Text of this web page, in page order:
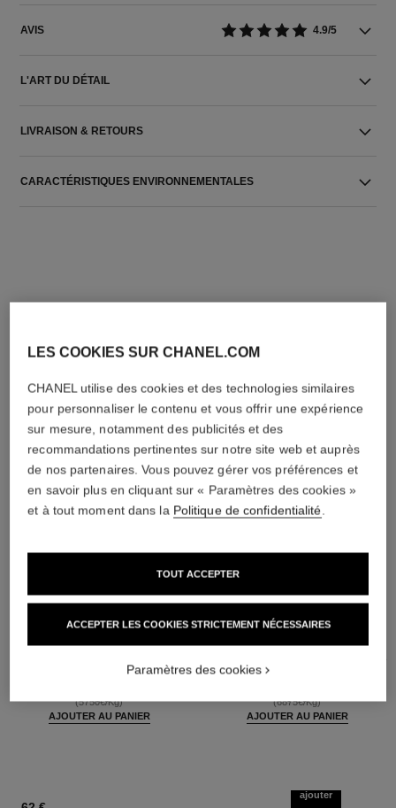
AVIS 4.9/5
L'ART DU DÉTAIL
LIVRAISON & RETOURS
CARACTÉRISTIQUES ENVIRONNEMENTALES
L'ACCORD PARFAIT
(5750€/Kg)
AJOUTER AU PANIER
Réf. 168242
(6875€/Kg)
AJOUTER AU PANIER
ajouter
LES COOKIES SUR CHANEL.COM
CHANEL utilise des cookies et des technologies similaires
pour personnaliser le contenu et vous offrir une expérience
sur mesure, notamment des publicités et des
recommandations pertinentes sur notre site web et auprès
de nos partenaires. Vous pouvez gérer vos préférences et
en savoir plus en cliquant sur « Paramètres des cookies »
et à tout moment dans la Politique de confidentialité
ACCEPTER LES COOKIES STRICTEMENT NÉCESSAIRES
TOUT ACCEPTER
Paramètres des cookies